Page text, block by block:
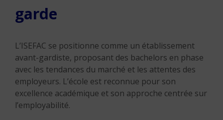
garde
L’ISEFAC se positionne comme un établissement
avant-gardiste, proposant des bachelors en phase
avec les tendances du marché et les attentes des
employeurs. L’école est reconnue pour son
excellence académique et son approche centrée sur
l’employabilité.